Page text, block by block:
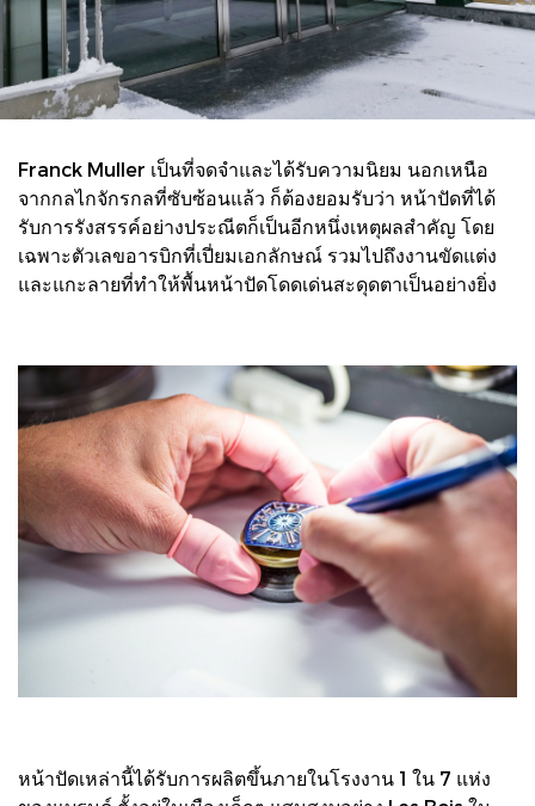
Franck Muller เป็นที่จดจำและได้รับความนิยม นอกเหนือ
จากกลไกจักรกลที่ซับซ้อนแล้ว ก็ต้องยอมรับว่า หน้าปัดที่ได้
รับการรังสรรค์อย่างประณีตก็เป็นอีกหนึ่งเหตุผลสำคัญ โดย
เฉพาะตัวเลขอารบิกที่เปี่ยมเอกลักษณ์ รวมไปถึงงานขัดแต่ง
และแกะลายที่ทำให้พื้นหน้าปัดโดดเด่นสะดุดตาเป็นอย่างยิ่ง
หน้าปัดเหล่านี้ได้รับการผลิตขึ้นภายในโรงงาน 1 ใน 7 แห่ง